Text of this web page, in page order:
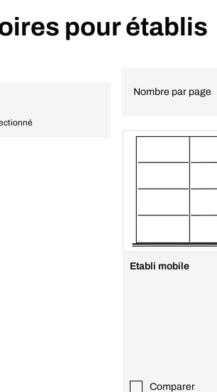
pour établis
Nombre par page
Etabli mobile
Comparer